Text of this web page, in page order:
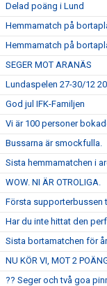
Delad poäng i Lund
Hemmamatch på
Hemmamatch på
SEGER MOT ARANÄS
Lundaspelen 27-30/12
God jul IFK-Familjen
Vi är 100 personer
Bussarna är smockfulla.
Sista hemmamatchen i
WOW. NI ÄR OTROLIGA.
Första supporterbussen
Har du inte hittat den
Sista bortamatchen för
NU KÖR VI, MOT 2
?? Seger och två goa